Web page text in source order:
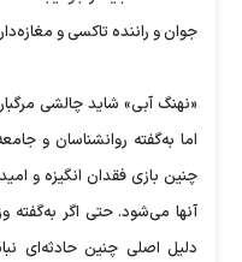
جوان و راننده تاکسی و
«نهنگ آبی» شاید چالشی
اما به‌گفته روانشناسان و
چنین بازی فقدان انگیزه و
آنها می‌شود. حتی اگر به‌گفته
دلیل اصلی چنین حادثه‌ای